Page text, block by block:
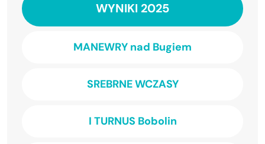
WYNIKI 2025
MANEWRY nad Bugiem
SREBRNE WCZASY
I TURNUS Bobolin